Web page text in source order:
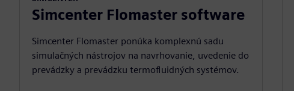
Simcenter Flomaster software
Simcenter Flomaster ponúka komplexnú sadu
simulačných nástrojov na navrhovanie, uvedenie do
prevádzky a prevádzku termofluidných systémov.